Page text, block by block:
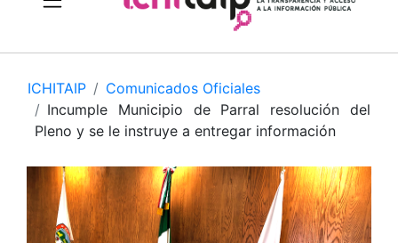
ICHITAIP
Comunicados Oficiales
Incumple Municipio de Parral resolución del
Pleno y se le instruye a entregar información